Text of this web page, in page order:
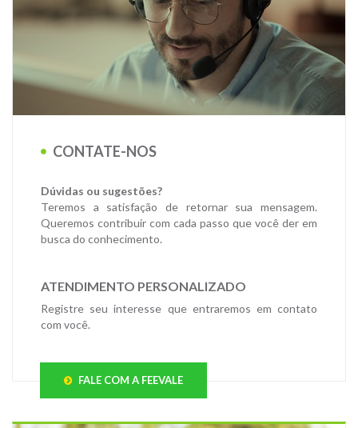
CONTATE-NOS
Dúvidas ou sugestões?
Teremos a satisfação de retornar sua mensagem.
Queremos contribuir com cada passo que você der em
busca do conhecimento.
ATENDIMENTO PERSONALIZADO
Registre seu interesse que entraremos em contato
com você.
FALE COM A FEEVALE